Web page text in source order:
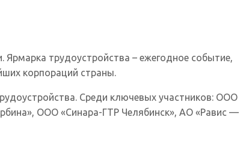
Ярмарка трудоустройства – ежегодное событие,
корпораций страны.
Среди ключевых участников: ООО
ООО «Синара-ГТР Челябинск», АО «Равис —